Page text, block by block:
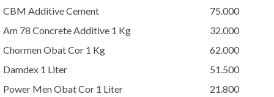
CBM Additive Cement
75.000
Am 78 Concrete Additive 1 Kg
32.000
Chormen Obat Cor 1 Kg
62.000
Damdex 1 Liter
51.500
Power Men Obat Cor 1 Liter
21.800